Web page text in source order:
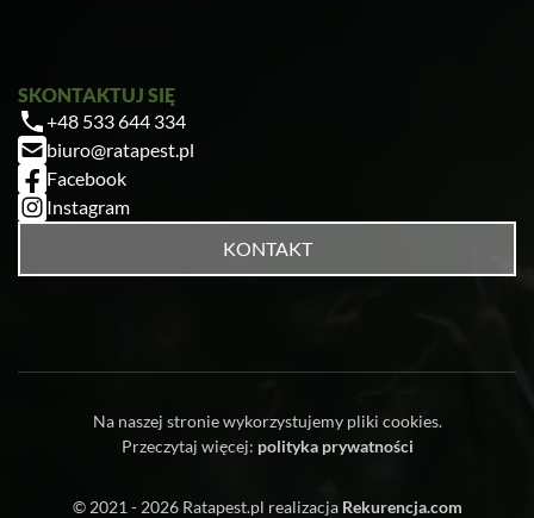
SKONTAKTUJ SIĘ
+48 533 644 334
biuro@ratapest.pl
Facebook
Instagram
KONTAKT
Na naszej stronie wykorzystujemy pliki cookies.
Przeczytaj więcej: polityka prywatności
© 2021 - 2026 Ratapest.pl realizacja Rekurencja.com